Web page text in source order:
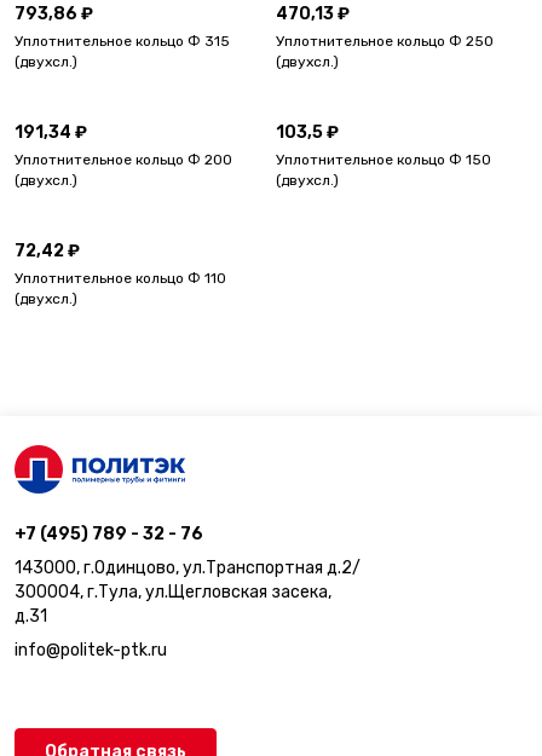
793,86 ₽
Уплотнительное кольцо Ф 315
(двухсл.)
470,13 ₽
Уплотнительное кольцо Ф 250
(двухсл.)
191,34 ₽
Уплотнительное кольцо Ф 200
(двухсл.)
103,5 ₽
Уплотнительное кольцо Ф 150
(двухсл.)
72,42 ₽
Уплотнительное кольцо Ф 110
(двухсл.)
+7 (495) 789 - 32 - 76
143000, г.Одинцово, ул.Транспортная д.2/
300004, г.Тула, ул.Щегловская засека,
д.31
info@politek-ptk.ru
Обратная связь